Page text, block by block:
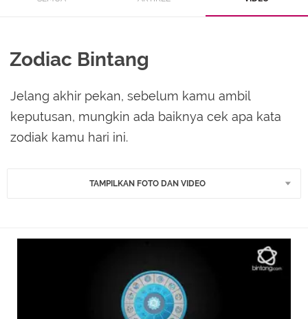
Zodiac Bintang
Jelang akhir pekan, sebelum kamu ambil
keputusan, mungkin ada baiknya cek apa kata
zodiak kamu hari ini.
TAMPILKAN FOTO DAN VIDEO